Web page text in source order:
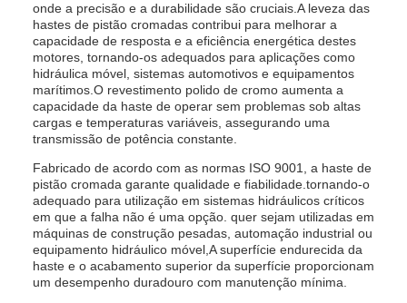
onde a precisão e a durabilidade são cruciais.A leveza das
hastes de pistão cromadas contribui para melhorar a
capacidade de resposta e a eficiência energética destes
motores, tornando-os adequados para aplicações como
hidráulica móvel, sistemas automotivos e equipamentos
marítimos.O revestimento polido de cromo aumenta a
capacidade da haste de operar sem problemas sob altas
cargas e temperaturas variáveis, assegurando uma
transmissão de potência constante.
Fabricado de acordo com as normas ISO 9001, a haste de
pistão cromada garante qualidade e fiabilidade.tornando-o
adequado para utilização em sistemas hidráulicos críticos
em que a falha não é uma opção. quer sejam utilizadas em
máquinas de construção pesadas, automação industrial ou
equipamento hidráulico móvel,A superfície endurecida da
haste e o acabamento superior da superfície proporcionam
um desempenho duradouro com manutenção mínima.